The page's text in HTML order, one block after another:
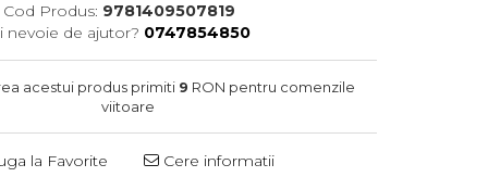
Cod Produs: 9781409507819
nevoie de ajutor? 0747854850
acestui produs primiti 9 RON pentru comenzile
viitoare
la Favorite Cere informatii